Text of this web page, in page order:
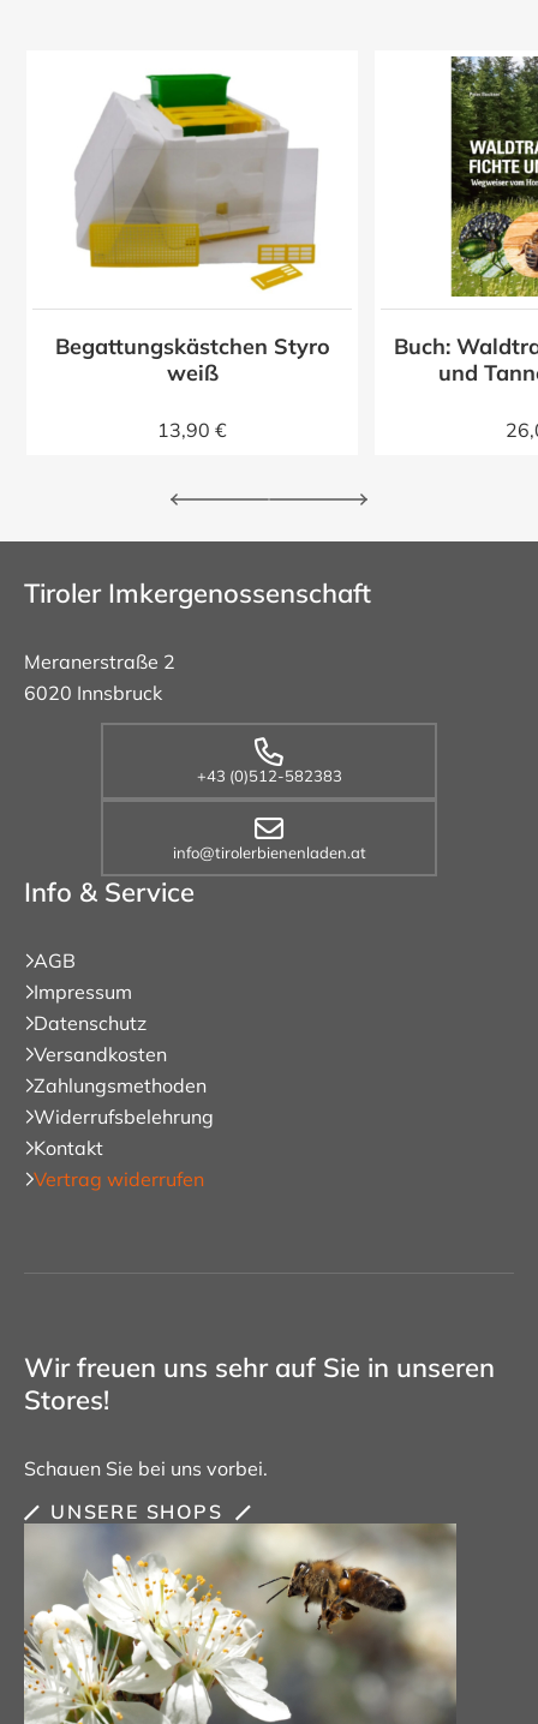
Begattungskästchen Styro
weiß
13,90 €
Buch:
und
Tiroler Imkergenossenschaft
Meranerstraße 2
6020 Innsbruck
+43 (0)512-582383
info@tirolerbienenladen.at
Info & Service
AGB
Impressum
Datenschutz
Versandkosten
Zahlungsmethoden
Widerrufsbelehrung
Kontakt
Vertrag widerrufen
Wir freuen uns sehr auf Sie in unseren
Stores!
Schauen Sie bei uns vorbei.
UNSERE SHOPS